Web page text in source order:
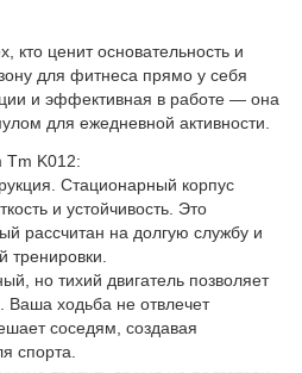
кто ценит основательность и
для фитнеса прямо у себя
и эффективная в работе — она
для ежедневной активности.
Tm K012:
Стационарный корпус
и устойчивость. Это
рассчитан на долгую службу и
тренировки.
но тихий двигатель позволяет
Ваша ходьба не отвлечет
соседям, создавая
спорта.